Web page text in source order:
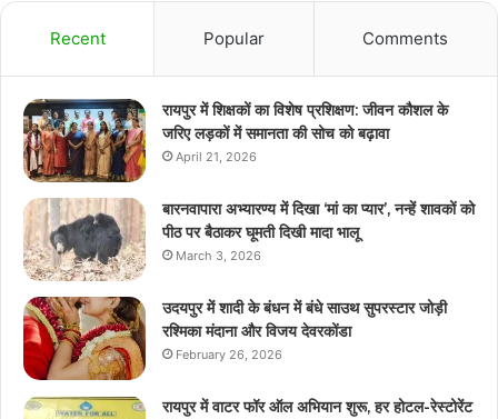
Recent Popular Comments
रायपुर में शिक्षकों का विशेष प्रशिक्षण: जीवन कौशल के
जरिए लड़कों में समानता की सोच को बढ़ावा
April 21, 2026
बारनवापारा अभ्यारण्य में दिखा ‘मां का प्यार’, नन्हें शावकों को
पीठ पर बैठाकर घूमती दिखी मादा भालू
March 3, 2026
उदयपुर में शादी के बंधन में बंधे साउथ सुपरस्टार जोड़ी
रश्मिका मंदाना और विजय देवरकोंडा
February 26, 2026
रायपुर में वाटर फॉर ऑल अभियान शुरू, हर होटल-रेस्टोरेंट